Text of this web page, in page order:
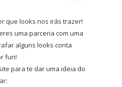
que looks nos irás trazer!
uma parceria com uma
alguns looks conta
fun!
para te dar uma ideia do